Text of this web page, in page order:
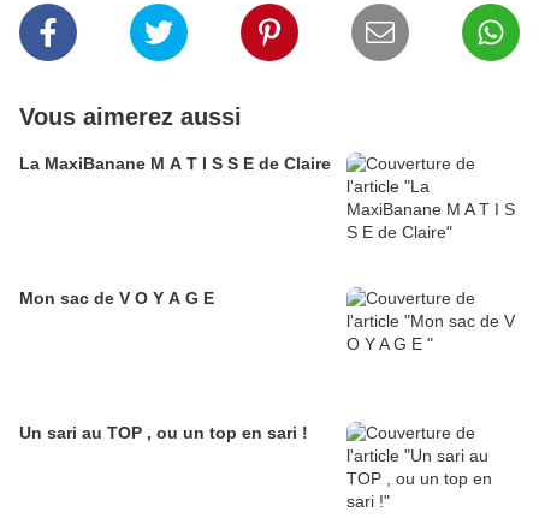
Vous aimerez aussi
La MaxiBanane M A T I S S E de Claire
Mon sac de V O Y A G E
Un sari au TOP , ou un top en sari !